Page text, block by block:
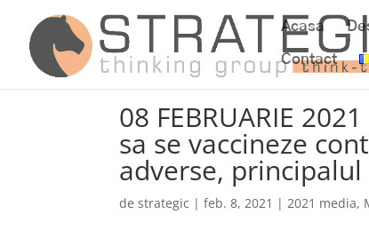
Acasa
Contact
08 FEBRUARIE
sa se vaccineze
adverse,
destrategic |feb. 8, 2021 |2021 media,